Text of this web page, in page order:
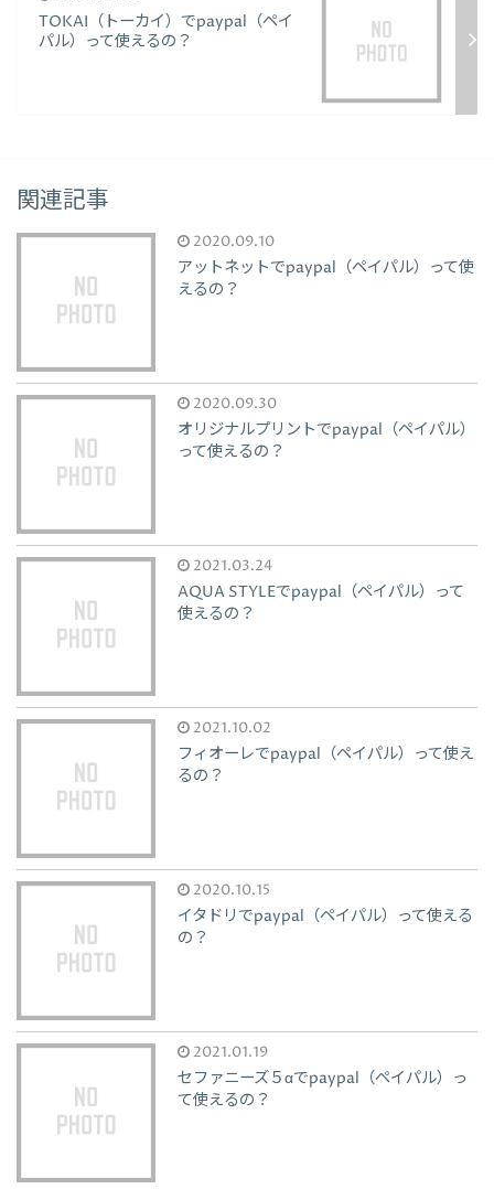
TOKAI（トーカイ）でpaypal（ペイ
パル）って使えるの？
関連記事
2020.09.10
アットネットでpaypal（ペイパル）って使
えるの？
2020.09.30
オリジナルプリントでpaypal（ペイパル）
って使えるの？
2021.03.24
AQUA STYLEでpaypal（ペイパル）って
使えるの？
2021.10.02
フィオーレでpaypal（ペイパル）って使え
るの？
2020.10.15
イタドリでpaypal（ペイパル）って使える
の？
2021.01.19
セファニーズ５αでpaypal（ペイパル）っ
て使えるの？